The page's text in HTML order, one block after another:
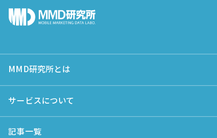
MMD研究所とは
サービスについて
記事一覧